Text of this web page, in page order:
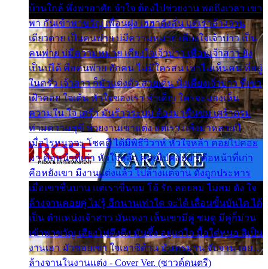
บ้านใกล้ พึ่งพาอาศัย จำใจ ต้องไปช่วยงาน พอถึงเวลา เขา
พา กันเข้าพาขวัญ เพื่อนฝูง เฮฮาดังลั่น แต่เราล้างจาน
เดียวดาย เป็นคนพ่าย บ่มีความหมาย เคียงใจเจ้าบ่าว เป็น
คนพ่าย บ่มีความหมาย เคียงใจเจ้าบ่าว เพื่อนเจ้าสาว ยัง
เป็นบ่ได้ คือคนพ่าย ฮักคน ไม่มีใครสน เขาไม่เห็นคน ที่อยู่
ในครัว เจ้าสาว ก็มัวแต่งตัว สวยเด่น นั่งเคียงเจ้าบ่าว ที่เขา
เฝ้าคอย ใจเต้น หัวใจของเรา ลำเค็ญ ใครจะมองเห็น
ความใน ใจ เศร้า มันร้าวระบม ต้องมาขื่นขม เศร้าตรม
ท่ามความสุขี ช่วยงานเขาแต่ง แต่เรา แล้งมาหลายปี
เมื่อไรหนอจะ โชคดี ได้มีพิธีวิวาห์ หัวใจหล้า คอยไปคอย
มา คือหน้าที่เก่า หัวใจหล้า คอยไปคอยมา คือหน้าที่เก่า
คือหยังเขา มีงานแต่งแล้ว ไปล้างแต่จาน ดั่งถูกประหาร
เมื่อเขาชื่นบาน แต่เราขื่นขม โอ้ รัก ลอยลม ไม่สม ดัง ใจ
ล้างจานคอยคู่ ไม่รู้ อีกนานเท่าใด จะได้ เลื่อนขั้นบันได ได้
เป็น ตำแหน่งเจ้าสาว มันเหงา เห็นเขามีคู่ ซมดู มีคู่ก็ม่วน
เข้าพาขวัญ เสียงโห่ตึงตึง มันซึ้ง อยู่แก่ใจ มื้อใด๋หนอ สิเป็น
งานเฮา มัวซอยเขา ใจเฮาซิด้าน มันทรมาน จับจาน เอย…
ล้างจานในงานแต่ง - Cover Ver. (ซาวด์ดนตรี)